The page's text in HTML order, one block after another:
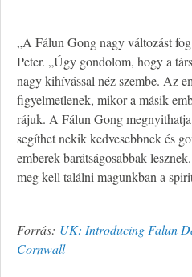
„A Fálun Gong nagy változást
Peter. „Úgy gondolom, hogy a
nagy kihívással néz szembe. Az
figyelmetlenek, mikor a másik
rájuk. A Fálun Gong megnyithatja
segíthet nekik kedvesebbnek és
emberek barátságosabbak
meg kell találni magunkban a
Forrás: UK: Introducing Falun
Cornwall